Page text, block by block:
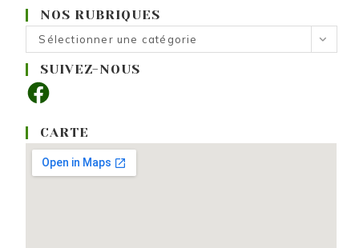
NOS RUBRIQUES
Nos
rubriques
Sélectionner une catégorie
SUIVEZ-NOUS
Facebook
CARTE